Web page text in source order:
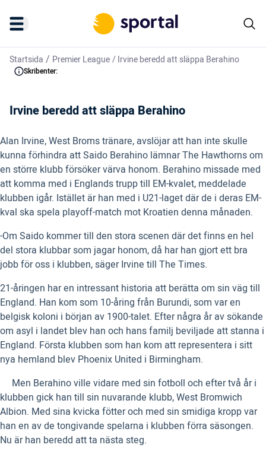
Startsida / Premier League/Irvine beredd att släppa Berahino
Skribenter:
Irvine beredd att släppa Berahino
Alan Irvine, West Broms tränare, avslöjar att han inte skulle
kunna förhindra att Saido Berahino lämnar The Hawthorns om
en större klubb försöker värva honom. Berahino missade med
att komma med i Englands trupp till EM-kvalet, meddelade
klubben igår. Istället är han med i U21-laget där de i deras EM-
kval ska spela playoff-match mot Kroatien denna månaden.
-Om Saido kommer till den stora scenen där det finns en hel
del stora klubbar som jagar honom, då har han gjort ett bra
jobb för oss i klubben, säger Irvine till The Times.
21-åringen har en intressant historia att berätta om sin väg till
England. Han kom som 10-åring från Burundi, som var en
belgisk koloni i början av 1900-talet. Efter några år av sökande
om asyl i landet blev han och hans familj beviljade att stanna i
England. Första klubben som han kom att representera i sitt
nya hemland blev Phoenix United i Birmingham.
Men Berahino ville vidare med sin fotboll och efter två år i
klubben gick han till sin nuvarande klubb, West Bromwich
Albion. Med sina kvicka fötter och med sin smidiga kropp var
han en av de tongivande spelarna i klubben förra säsongen.
Nu är han beredd att ta nästa steg.